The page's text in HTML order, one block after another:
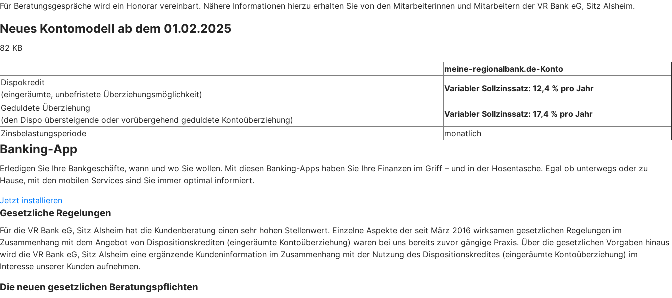
Für Beratungsgespräche wird ein Honorar vereinbart. Nähere Informationen hierzu erhalten Sie von den Mitarbeiterinnen und Mitarbeitern der VR Bank eG, Sitz Alsheim.
Neues Kontomodell ab dem 01.02.2025
82 KB
meine-regionalbank.de-Konto
Dispokredit
(eingeräumte, unbefristete Überziehungsmöglichkeit)
Variabler Sollzinssatz: 12,4 % pro Jahr
Geduldete Überziehung
(den Dispo übersteigende oder vorübergehend geduldete Kontoüberziehung)
Variabler Sollzinssatz: 17,4 % pro Jahr
Zinsbelastungsperiode
monatlich
Banking-App
Erledigen Sie Ihre Bankgeschäfte, wann und wo Sie wollen. Mit diesen Banking-Apps haben Sie Ihre Finanzen im Griff – und in der Hosentasche. Egal ob unterwegs oder zu
Hause, mit den mobilen Services sind Sie immer optimal informiert.
Jetzt installieren
Gesetzliche Regelungen
Für die VR Bank eG, Sitz Alsheim hat die Kundenberatung einen sehr hohen Stellenwert. Einzelne Aspekte der seit März 2016 wirksamen gesetzlichen Regelungen im
Zusammenhang mit dem Angebot von Dispositionskrediten (eingeräumte Kontoüberziehung) waren bei uns bereits zuvor gängige Praxis. Über die gesetzlichen Vorgaben hinaus
wird die VR Bank eG, Sitz Alsheim eine ergänzende Kundeninformation im Zusammenhang mit der Nutzung des Dispositionskredites (eingeräumte Kontoüberziehung) im
Interesse unserer Kunden aufnehmen.
Die neuen gesetzlichen Beratungspflichten